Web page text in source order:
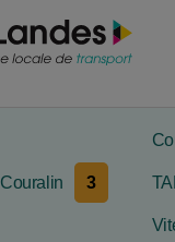
Couralin 3